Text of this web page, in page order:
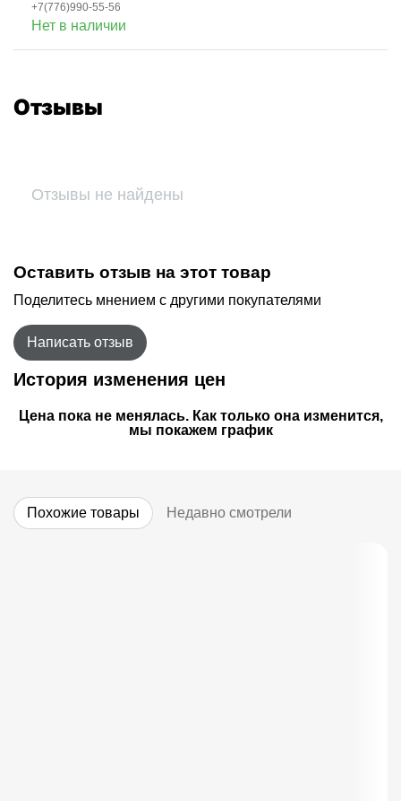
+7(776)990-55-56
Нет в наличии
Отзывы
Отзывы не найдены
Оставить отзыв на этот товар
Поделитесь мнением с другими покупателями
Написать отзыв
История изменения цен
Цена пока не менялась. Как только она изменится,
мы покажем график
Похожие товары Недавно смотрели